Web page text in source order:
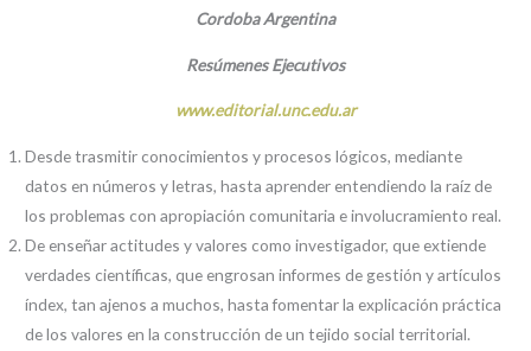
Cordoba Argentina
Resúmenes Ejecutivos
www.editorial.unc.edu.ar
Desde trasmitir conocimientos y procesos lógicos, mediante
datos en números y letras, hasta aprender entendiendo la raíz de
los problemas con apropiación comunitaria e involucramiento real.
De enseñar actitudes y valores como investigador, que extiende
verdades científicas, que engrosan informes de gestión y artículos
índex, tan ajenos a muchos, hasta fomentar la explicación práctica
de los valores en la construcción de un tejido social territorial.